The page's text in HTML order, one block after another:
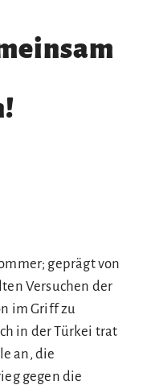
geprägt von
Versuchen der
im Griff zu
in der Türkei trat
an, die
gegen die